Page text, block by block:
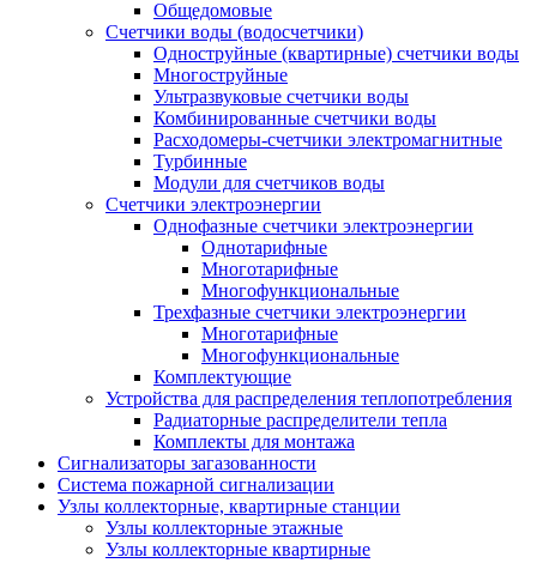
Общедомовые
Счетчики воды (водосчетчики)
Одноструйные (квартирные) счетчики воды
Многоструйные
Ультразвуковые счетчики воды
Комбинированные счетчики воды
Расходомеры-счетчики электромагнитные
Турбинные
Модули для счетчиков воды
Счетчики электроэнергии
Однофазные счетчики электроэнергии
Однотарифные
Многотарифные
Многофункциональные
Трехфазные счетчики электроэнергии
Многотарифные
Многофункциональные
Комплектующие
Устройства для распределения теплопотребления
Радиаторные распределители тепла
Комплекты для монтажа
Сигнализаторы загазованности
Система пожарной сигнализации
Узлы коллекторные, квартирные станции
Узлы коллекторные этажные
Узлы коллекторные квартирные